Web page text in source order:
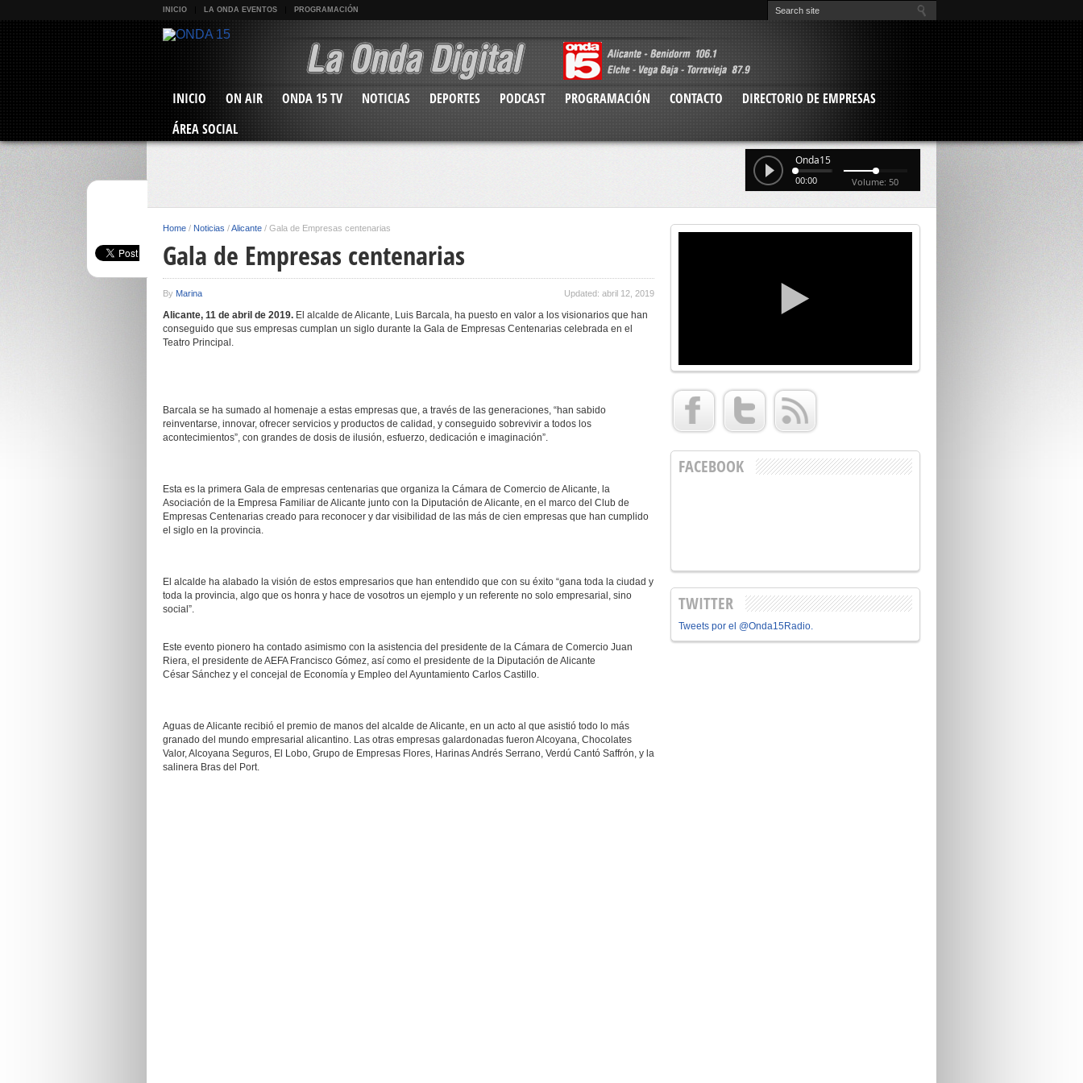
INICIO LA ONDA EVENTOS PROGRAMACIÓN
INICIO ON AIR ONDA 15 TV NOTICIAS DEPORTES PODCAST PROGRAMACIÓN CONTACTO
DIRECTORIO DE EMPRESAS
ÁREA SOCIAL
Onda15
00:00 Volume: 50
Home / Noticias /Alicante / Gala de Empresas centenarias
Gala de Empresas centenarias
By Marina Updated: abril 12, 2019
Alicante, 11 de abril de 2019. El alcalde de Alicante, Luis Barcala, ha puesto en valor a los visionarios que han
conseguido que sus empresas cumplan un siglo durante la Gala de Empresas Centenarias celebrada en el
Teatro Principal.
Barcala se ha sumado al homenaje a estas empresas que, a través de las generaciones, “han sabido
reinventarse, innovar, ofrecer servicios y productos de calidad, y conseguido sobrevivir a todos los
acontecimientos”, con grandes de dosis de ilusión, esfuerzo, dedicación e imaginación”.
Esta es la primera Gala de empresas centenarias que organiza la Cámara de Comercio de Alicante, la
Asociación de la Empresa Familiar de Alicante junto con la Diputación de Alicante, en el marco del Club de
Empresas Centenarias creado para reconocer y dar visibilidad de las más de cien empresas que han cumplido
el siglo en la provincia.
El alcalde ha alabado la visión de estos empresarios que han entendido que con su éxito “gana toda la ciudad y
toda la provincia, algo que os honra y hace de vosotros un ejemplo y un referente no solo empresarial, sino
social”.
Este evento pionero ha contado asimismo con la asistencia del presidente de la Cámara de Comercio Juan
Riera, el presidente de AEFA Francisco Gómez, así como el presidente de la Diputación de Alicante
César Sánchez y el concejal de Economía y Empleo del Ayuntamiento Carlos Castillo.
Aguas de Alicante recibió el premio de manos del alcalde de Alicante, en un acto al que asistió todo lo más
granado del mundo empresarial alicantino. Las otras empresas galardonadas fueron Alcoyana, Chocolates
Valor, Alcoyana Seguros, El Lobo, Grupo de Empresas Flores, Harinas Andrés Serrano, Verdú Cantó Saffrón, y la
salinera Bras del Port.
FACEBOOK
TWITTER
Tweets por el @Onda15Radio.